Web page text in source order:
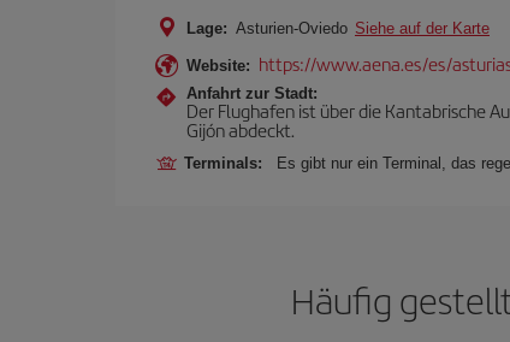
Lage: Asturien-Oviedo Siehe auf der Karte
Website: https://www.aena.es/es/
Anfahrt zur Stadt:
Der Flughafen ist über die Kantabrische
Gijón abdeckt.
Terminals: Es gibt nur ein Terminal, das
Häufig